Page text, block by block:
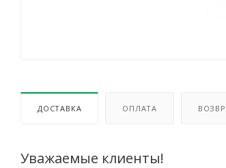
ДОСТАВКА ОПЛАТА
Уважаемые клиенты!